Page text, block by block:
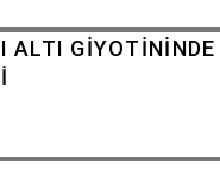
ALTI GİYOTİNİNDE